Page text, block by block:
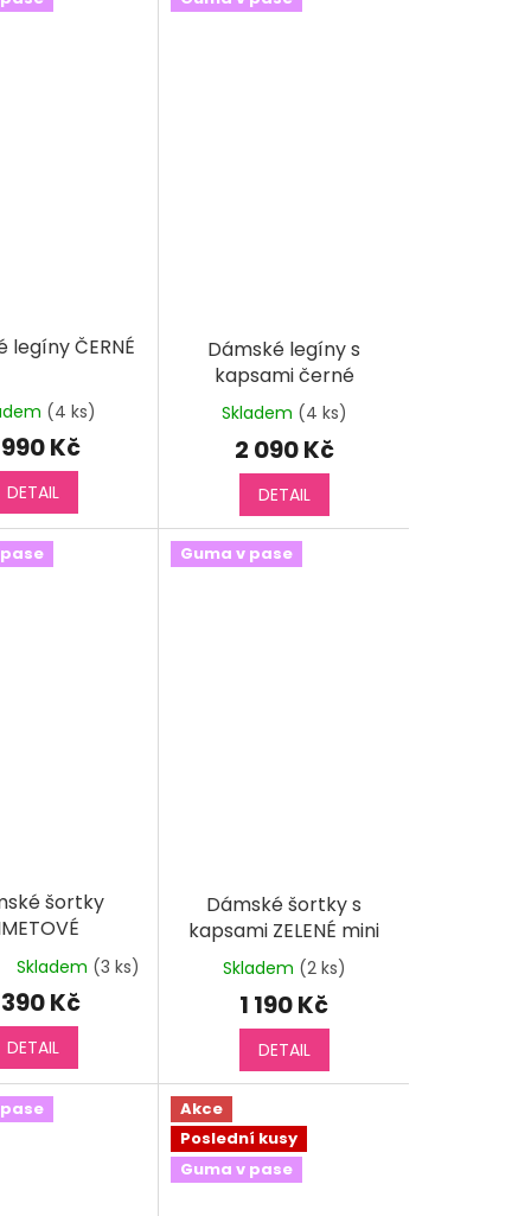
legíny ČERNÉ
(4 ks)
990 Kč
DETAIL
Dámské legíny s
kapsami černé
Skladem (4 ks)
2 090 Kč
DETAIL
šortky
Skladem (3 ks)
390 Kč
DETAIL
Guma v pase
Dámské šortky s
kapsami ZELENÉ mini
Skladem (2 ks)
1 190 Kč
DETAIL
Akce
Poslední kusy
Guma v pase